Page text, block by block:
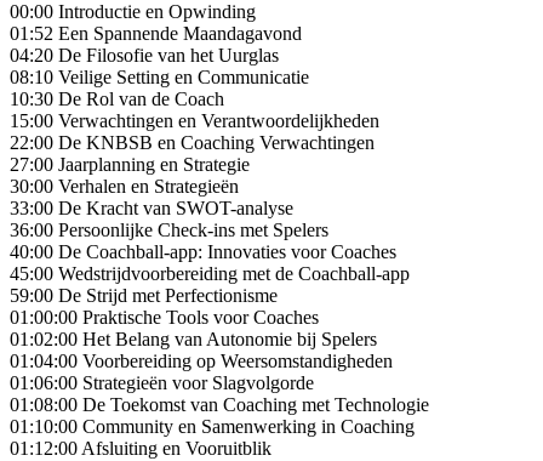
00:00 Introductie en Opwinding
01:52 Een Spannende Maandagavond
04:20 De Filosofie van het Uurglas
08:10 Veilige Setting en Communicatie
10:30 De Rol van de Coach
15:00 Verwachtingen en Verantwoordelijkheden
22:00 De KNBSB en Coaching Verwachtingen
27:00 Jaarplanning en Strategie
30:00 Verhalen en Strategieën
33:00 De Kracht van SWOT-analyse
36:00 Persoonlijke Check-ins met Spelers
40:00 De Coachball-app: Innovaties voor Coaches
45:00 Wedstrijdvoorbereiding met de Coachball-app
59:00 De Strijd met Perfectionisme
01:00:00 Praktische Tools voor Coaches
01:02:00 Het Belang van Autonomie bij Spelers
01:04:00 Voorbereiding op Weersomstandigheden
01:06:00 Strategieën voor Slagvolgorde
01:08:00 De Toekomst van Coaching met Technologie
01:10:00 Community en Samenwerking in Coaching
01:12:00 Afsluiting en Vooruitblik